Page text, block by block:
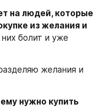
на людей, которые
из желания и
болит и уже
желания и
нужно купить